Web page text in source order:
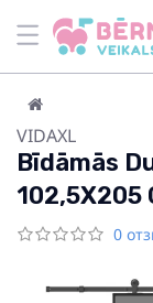
VIDAXL
Bīdāmās
102,5X205
0